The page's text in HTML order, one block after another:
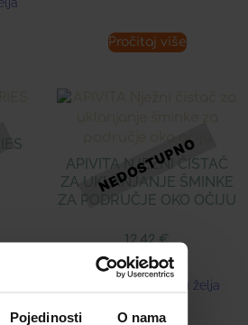
Pojedinosti O nama
Pročitaj više
APIVITA NJEŽNI ČISTAČ
ZA UKLANJANJE ŠMINKE
ZA PODRUČJE OKO OČIJU
12,42€
Dodaj u listu želja